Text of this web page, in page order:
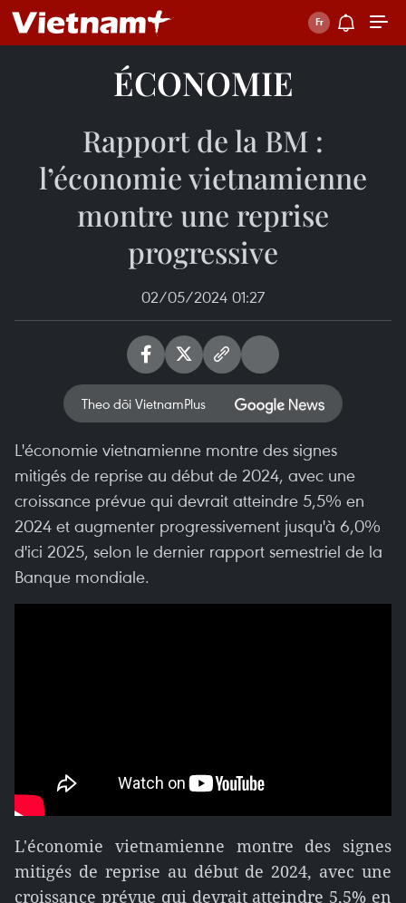
ÉCONOMIE
Rapport de la BM :
l’économie vietnamienne
montre une reprise
progressive
02/05/2024 01:27
Theo dõi VietnamPlus
L'économie vietnamienne montre des signes
mitigés de reprise au début de 2024, avec une
croissance prévue qui devrait atteindre 5,5% en
2024 et augmenter progressivement jusqu'à 6,0%
d'ici 2025, selon le dernier rapport semestriel de la
Banque mondiale.
L'économie vietnamienne montre des signes
mitigés de reprise au début de 2024, avec une
croissance prévue qui devrait atteindre 5,5% en